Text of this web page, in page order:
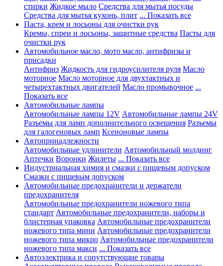
стирки Жидкое мыло Средства для мытья посуды
Средства для мытья кухонь, плит ... Показать все
Паста, крем и лосьоны для очистки рук
Кремы, спреи и лосьоны, защитные средства Пасты для
очистки рук
Автомобильное масло, мото масло, антифризы и
присадки
Антифриз Жидкость для гидроусилителя руля Масло
моторное Масло моторное для двухтактных и
четырехтактных двигателей Масло промывочное ...
Показать все
Автомобильные лампы
Автомобильные лампы 12V Автомобильные лампы 24V
Разъемы для ламп дополнительного освещения Разъемы
для галогеновых ламп Ксеноновые лампы
Автопринадлежности
Автомобильные удлинители Автомобильный молдинг
Аптечки Воронки Жилеты ... Показать все
Индустриальная химия и смазки с пищевым допуском
Смазки с пищевым допуском
Автомобильные предохранители и держатели
предохранителя
Автомобильные предохранители ножевого типа
стандарт Автомобильные предохранители, наборы и
блистерная упаковка Автомобильные предохранители
ножевого типа мини Автомобильные предохранители
ножевого типа микро Автомобильные предохранители
ножевого типа макси ... Показать все
Автоэлектрика и сопутствующие товары